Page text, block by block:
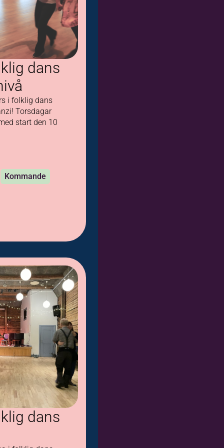
dans
i folklig dans
Torsdagar
start den 10
Kommande
dans